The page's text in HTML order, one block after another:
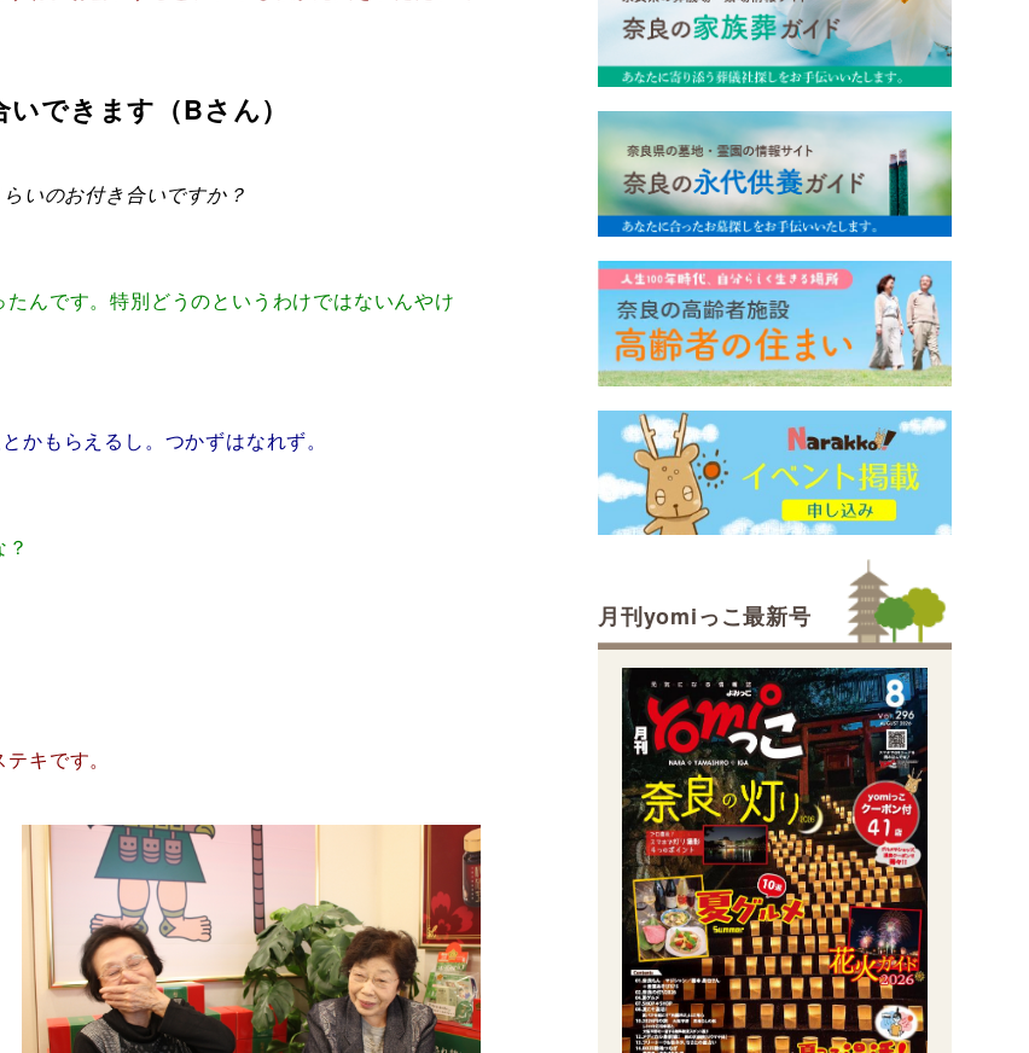
できます（Bさん）
いのお付き合いですか？
んです。特別どうのというわけではないんやけ
かもらえるし。つかずはなれず。
キです。
月刊yomiっこ最新号